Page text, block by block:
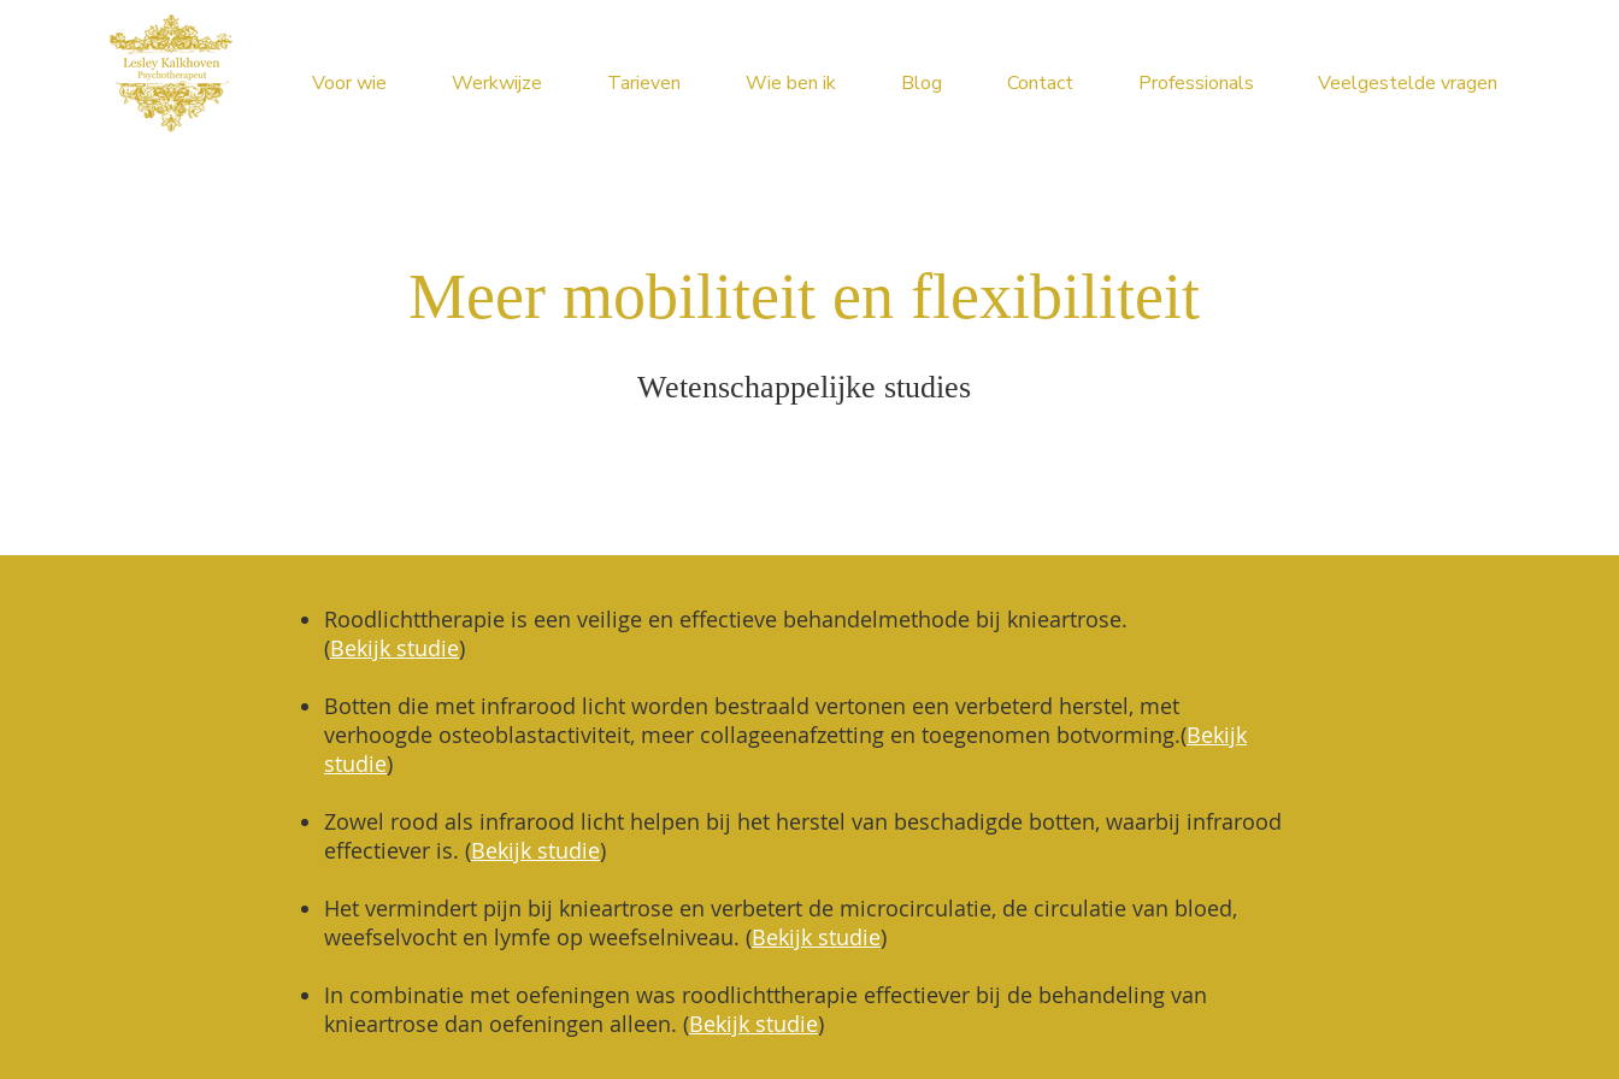
Voor wie Werkwijze Tarieven Wie ben ik Blog Contact Professionals Veelgestelde vragen
Meer mobiliteit en flexibiliteit
Wetenschappelijke studies
Roodlichttherapie is een veilige en effectieve behandelmethode bij knieartrose.
(Bekijk studie)
Botten die met infrarood licht worden bestraald vertonen een verbeterd herstel, met
verhoogde osteoblastactiviteit, meer collageenafzetting en toegenomen botvorming.(Bekijk
studie)
Zowel rood als infrarood licht helpen bij het herstel van beschadigde botten, waarbij infrarood
effectiever is. (Bekijk studie)
Het vermindert pijn bij knieartrose en verbetert de microcirculatie, de circulatie van bloed,
weefselvocht en lymfe op weefselniveau. (Bekijk studie)
In combinatie met oefeningen was roodlichttherapie effectiever bij de behandeling van
knieartrose dan oefeningen alleen. (Bekijk studie)